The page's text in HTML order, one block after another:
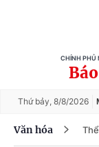
CHÍNH PHỦ
Thứ bảy, 8/8/2026
Văn hóa